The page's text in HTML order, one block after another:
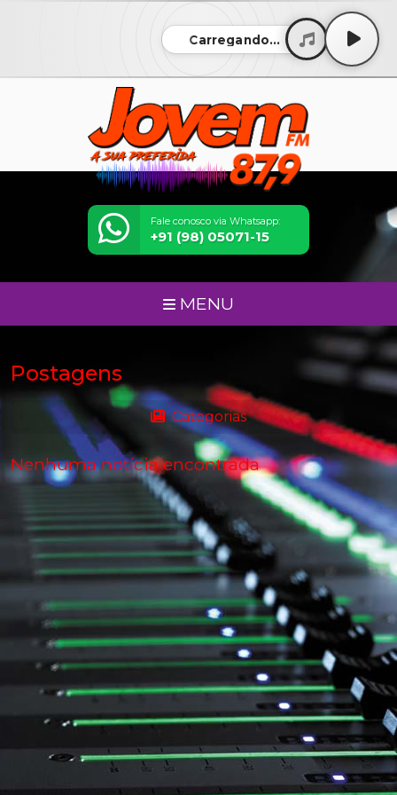
Carregando...
Fale conosco via Whatsapp:
+91 (98) 05071-15
MENU
Postagens
Categorias
Nenhuma notícia encontrada